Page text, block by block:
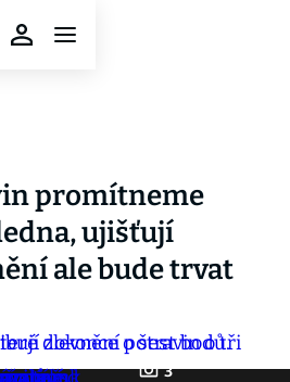
promítneme
ujišťují
ale bude trvat
3